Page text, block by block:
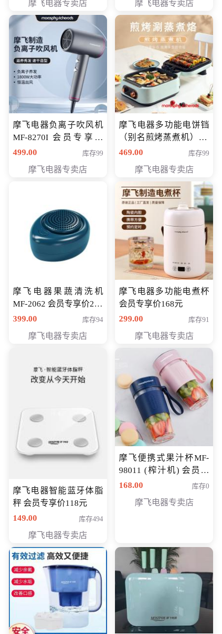
摩飞电器专卖店 摩飞电器专卖店
摩飞电器负离子吹风机
MF-8270I 会员专享价
369元
499.00 库存99
摩飞电器专卖店
摩飞电器多功能电饼铛
（别名煎烤蒸煮机） 型
号MF-8888B 会员专享
469.00 库存99
摩飞电器专卖店
摩飞电器果蔬清洗机
MF-2062 会员专享价268
元
399.00 库存94
摩飞电器专卖店
摩飞电器多功能电煮杯
会员专享价168元
299.00
库存91
摩飞电器专卖店
摩飞电器智能蓝牙体脂
秤 会员专享价118元
149.00
库存494
摩飞电器专卖店
摩飞便携式果汁杯MF-
98011 (榨汁机) 会员专
享价138元
168.00 库存0
摩飞电器专卖店